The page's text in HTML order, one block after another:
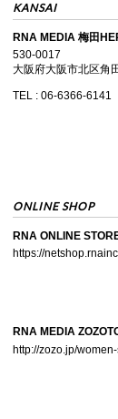
KANSAI
RNA MEDIA 梅田
530-0017
大阪府大阪市北区
TEL : 06-6366-
ONLINE SHOP
RNA ONLINE
https://
RNA MEDIA
http://zozo.jp/